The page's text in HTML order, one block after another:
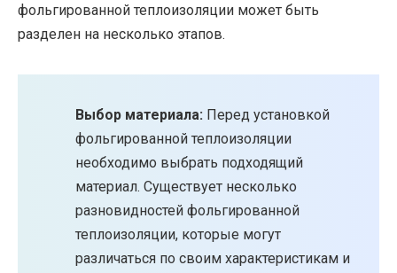
фольгированной теплоизоляции может быть
разделен на несколько этапов.
Выбор материала: Перед установкой
фольгированной теплоизоляции
необходимо выбрать подходящий
материал. Существует несколько
разновидностей фольгированной
теплоизоляции, которые могут
различаться по своим характеристикам и